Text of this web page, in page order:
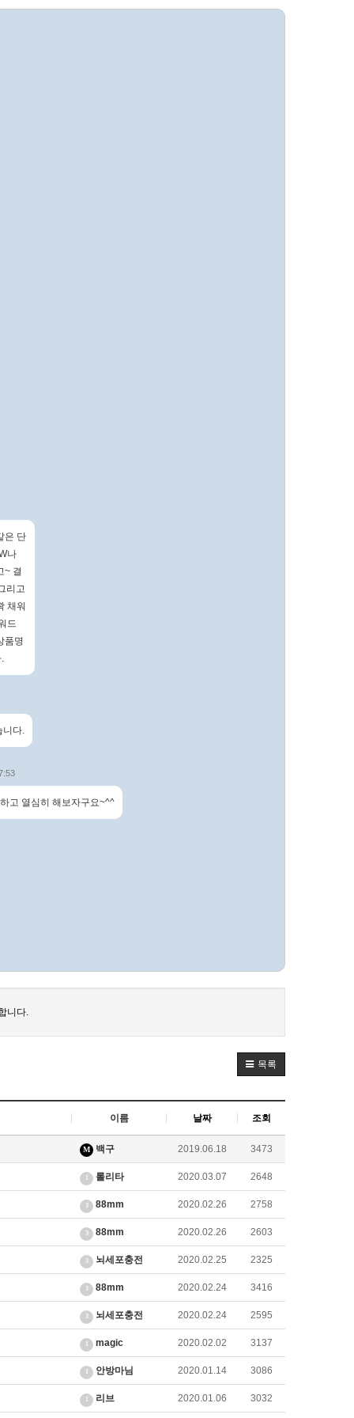
은 단
나
~ 결
리고
채워
드
품명
니다.
고 열심히 해보자구요~^^
니다.
목록
이름 날짜 조회
M 백구 2019.06.18 3473
롤리타 2020.03.07 2648
3 88mm 2020.02.26 2758
3 88mm 2020.02.26 2603
3 뇌세포충전 2020.02.25 2325
3 88mm 2020.02.24 3416
3 뇌세포충전 2020.02.24 2595
magic 2020.02.02 3137
안방마님 2020.01.14 3086
리브 2020.01.06 3032